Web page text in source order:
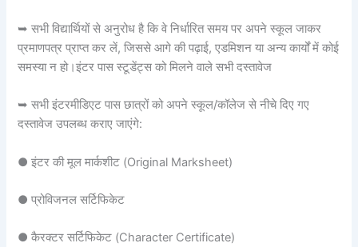
➥ सभी विद्यार्थियों से अनुरोध है कि वे निर्धारित समय पर अपने स्कूल जाकर
प्रमाणपत्र प्राप्त कर लें, जिससे आगे की पढ़ाई, एडमिशन या अन्य कार्यों में कोई
समस्या न हो।इंटर पास स्टूडेंट्स को मिलने वाले सभी दस्तावेज
➥ सभी इंटरमीडिएट पास छात्रों को अपने स्कूल/कॉलेज से नीचे दिए गए
दस्तावेज उपलब्ध कराए जाएंगे:
● इंटर की मूल मार्कशीट (Original Marksheet)
● प्रोविजनल सर्टिफिकेट
● कैरक्टर सर्टिफिकेट (Character Certificate)